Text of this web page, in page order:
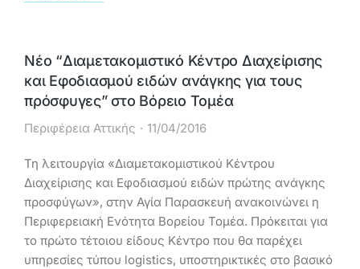
Νέο “Διαμετακομιστικό Κέντρο Διαχείρισης
και Εφοδιασμού ειδών ανάγκης για τους
πρόσφυγες” στο Βόρειο Τομέα
Περιφέρεια Αττικής 11/04/2016
Τη λειτουργία «Διαμετακομιστικού Κέντρου
Διαχείρισης και Εφοδιασμού ειδών πρώτης ανάγκης
προσφύγων», στην Αγία Παρασκευή ανακοινώνει η
Περιφερειακή Ενότητα Βορείου Τομέα. Πρόκειται για
το πρώτο τέτοιου είδους Κέντρο που θα παρέχει
υπηρεσίες τύπου logistics, υποστηρικτικές στο βασικό